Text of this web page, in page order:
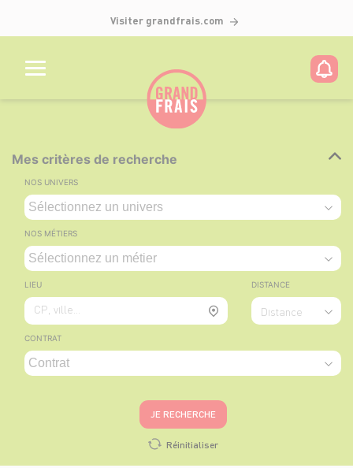
Visiter grandfrais.com
Mes critères de recherche
NOS UNIVERS
NOS MÉTIERS
LIEU
CP, ville...
DISTANCE
Distance
CONTRAT
JE RECHERCHE
Réinitialiser